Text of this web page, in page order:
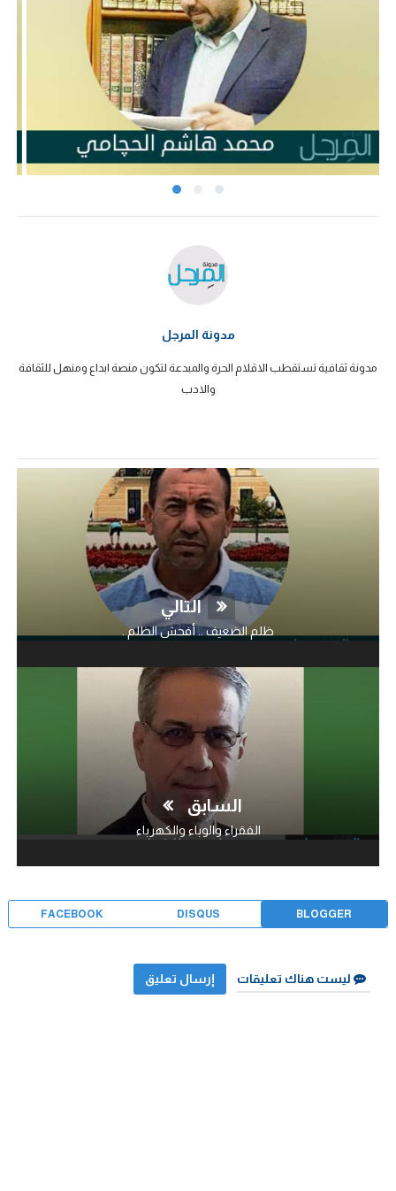
مدونة المرجل
مدونة ثقافية تستقطب الاقلام الحرة والمبدعة لتكون منصة ابداع ومنهل للثقافة
والادب
التالي
ظلم الضعيف .. أفحش الظلم .
السابق
الفقراء والوباء والكهرباء
BLOGGER
DISQUS
FACEBOOK
ليست هناك تعليقات إرسال تعليق